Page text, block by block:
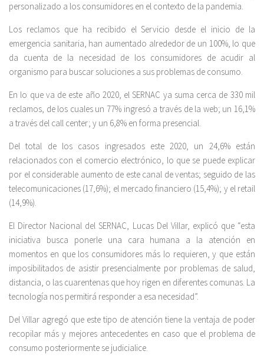
personalizado a los consumidores en el contexto de la pandemia.
Los reclamos que ha recibido el Servicio desde el inicio de la
emergencia sanitaria, han aumentado alrededor de un 100%, lo que
da cuenta de la necesidad de los consumidores de acudir al
organismo para buscar soluciones a sus problemas de consumo.
En lo que va de este año 2020, el SERNAC ya suma cerca de 330 mil
reclamos, de los cuales un 77% ingresó a través de la web; un 16,1%
a través del call center; y un 6,8% en forma presencial.
Del total de los casos ingresados este 2020, un 24,6% están
relacionados con el comercio electrónico, lo que se puede explicar
por el considerable aumento de este canal de ventas; seguido de las
telecomunicaciones (17,6%); el mercado financiero (15,4%); y el retail
(14,9%).
El Director Nacional del SERNAC, Lucas Del Villar, explicó que “esta
iniciativa busca ponerle una cara humana a la atención en
momentos en que los consumidores más lo requieren, y que están
imposibilitados de asistir presencialmente por problemas de salud,
distancia, o las cuarentenas que hoy rigen en diferentes comunas. La
tecnología nos permitirá responder a esa necesidad”.
Del Villar agregó que este tipo de atención tiene la ventaja de poder
recopilar más y mejores antecedentes en caso que el problema de
consumo posteriormente se judicialice.